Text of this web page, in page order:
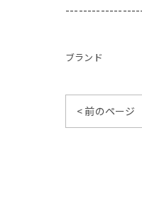
ブランド
< 前のページ